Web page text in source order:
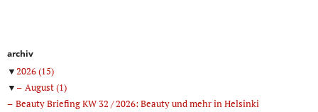
archiv
▼2026(15)
▼
August(1)
Beauty Briefing KW 32 / 2026: Beauty und mehr in Helsinki